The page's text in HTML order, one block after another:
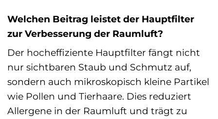
Welchen Beitrag leistet der Hauptfilter
zur Verbesserung der Raumluft?
Der hocheffiziente Hauptfilter fängt nicht
nur sichtbaren Staub und Schmutz auf,
sondern auch mikroskopisch kleine Partikel
wie Pollen und Tierhaare. Dies reduziert
Allergene in der Raumluft und trägt zu